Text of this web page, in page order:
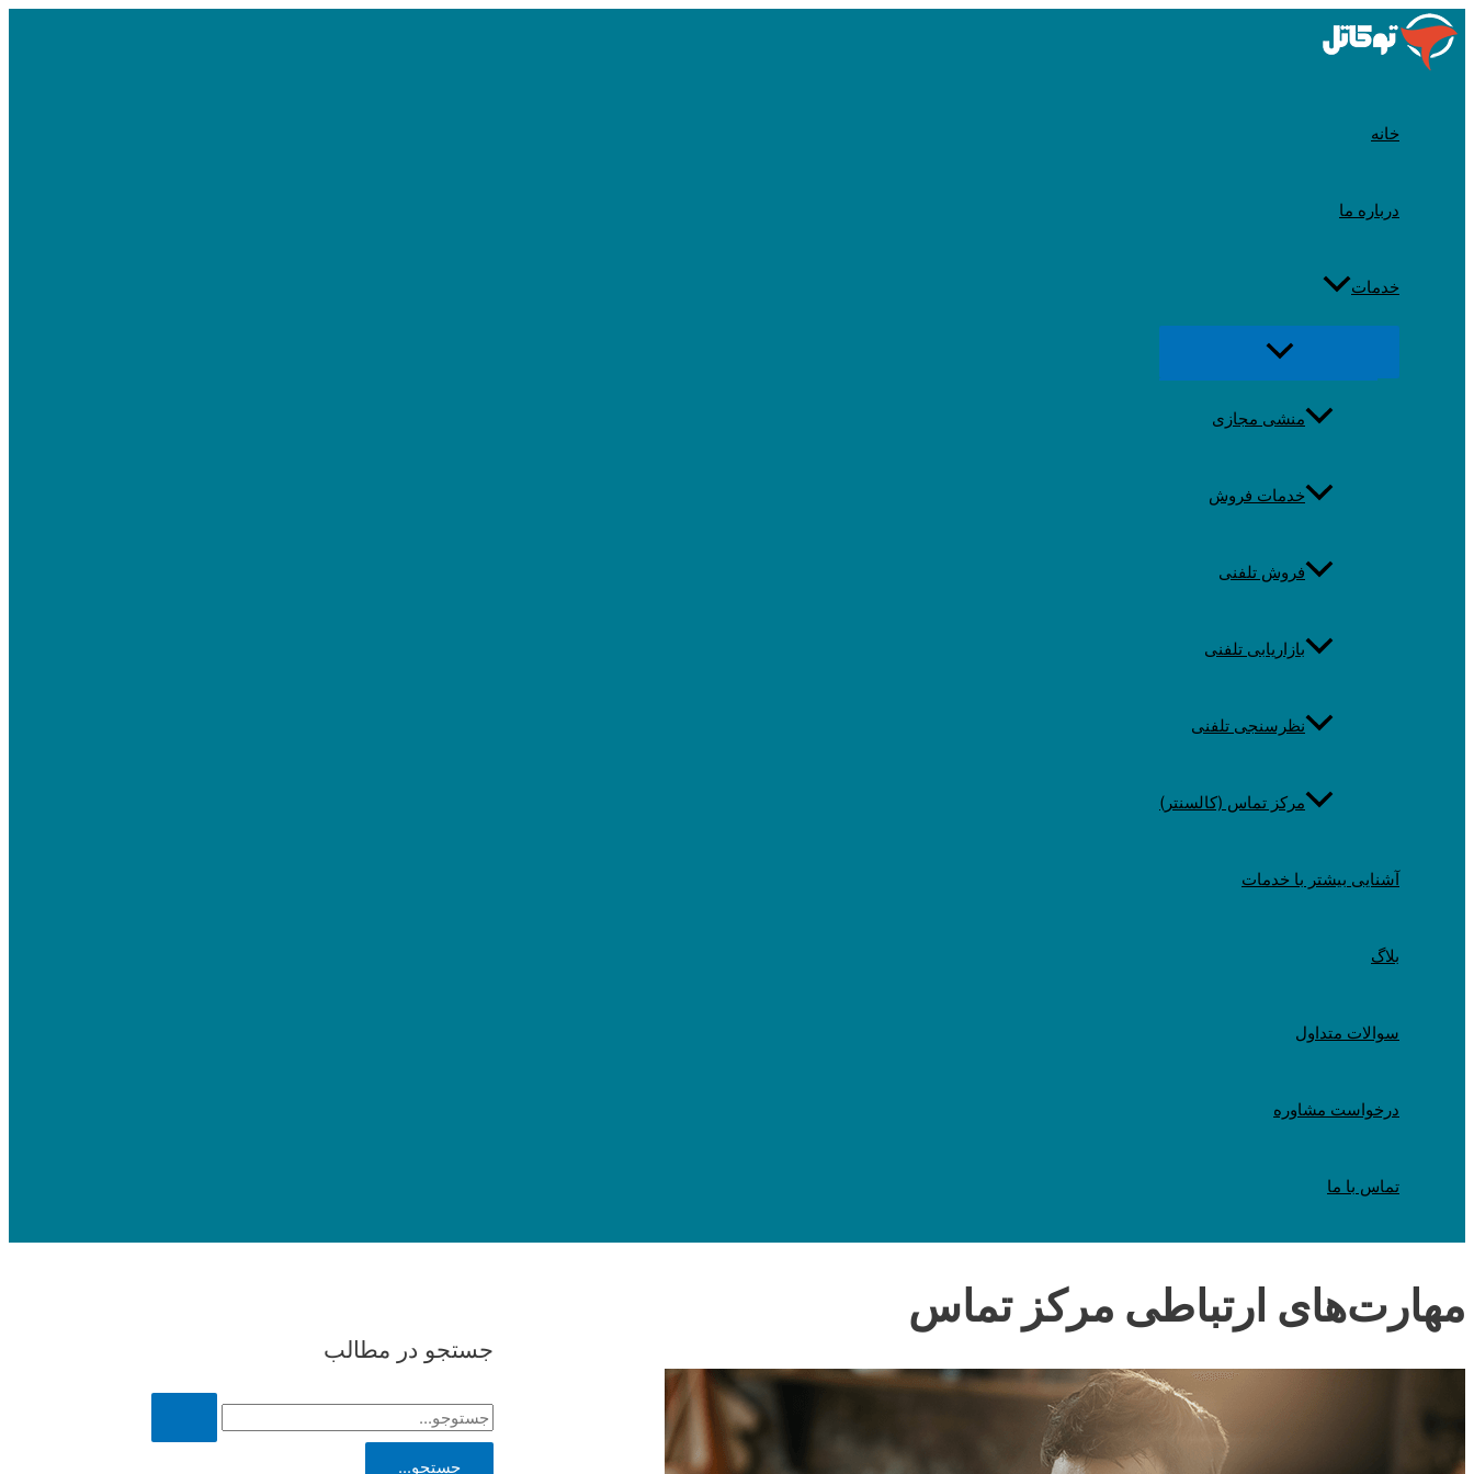
شدن
خانه
درباره ما
خدمات
تغییر
منو
منشی مجازی
خدمات فروش
فروش تلفنی
بازاریابی تلفنی
نظرسنجی تلفنی
مرکز تماس (کالسنتر)
آشنایی بیشتر با خدمات
بلاگ
سوالات متداول
درخواست مشاوره
تماس با ما
مهارت‌های ارتباطی مرکز تماس
جستجو در مطالب
ج
س